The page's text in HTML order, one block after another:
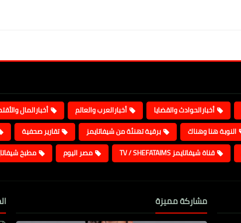
أخبارالحوادث والقضايا أخبارالعرب والعالم
أخبارالمال
النوبة هنا وهناك برقية تهنئة من شيفاتايمز
تقارير صحفية
قناة شيفاتايمز TV / SHEFATAIMS مصر اليوم مطبخ
مشاركة مميزة